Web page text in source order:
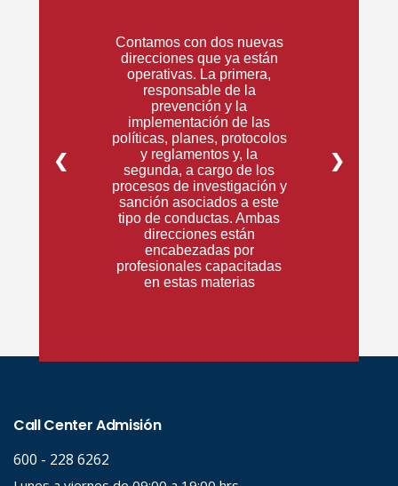
Contamos con dos nuevas
direcciones que ya están
operativas. La primera,
responsable de la
prevención y la
implementación de las
políticas, planes, protocolos
y reglamentos y, la
segunda, a cargo de los
procesos de investigación y
sanción asociados a este
tipo de conductas. Ambas
direcciones están
encabezadas por
profesionales capacitadas
en estas materias
❮ ❯